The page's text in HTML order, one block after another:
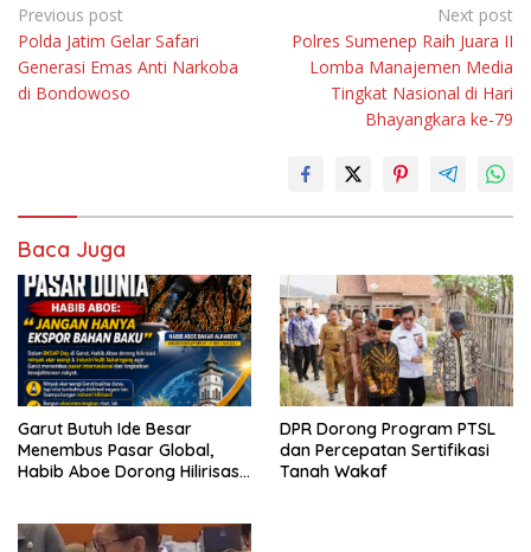
Navigasi
pos
Previous post
Polda Jatim Gelar Safari
Generasi Emas Anti Narkoba
di Bondowoso
Next post
Polres Sumenep Raih Juara II
Lomba Manajemen Media
Tingkat Nasional di Hari
Bhayangkara ke-79
Baca Juga
Garut Butuh Ide Besar
Menembus Pasar Global,
Habib Aboe Dorong Hilirisasi
DPR Dorong Program PTSL
dan Percepatan Sertifikasi
Tanah Wakaf